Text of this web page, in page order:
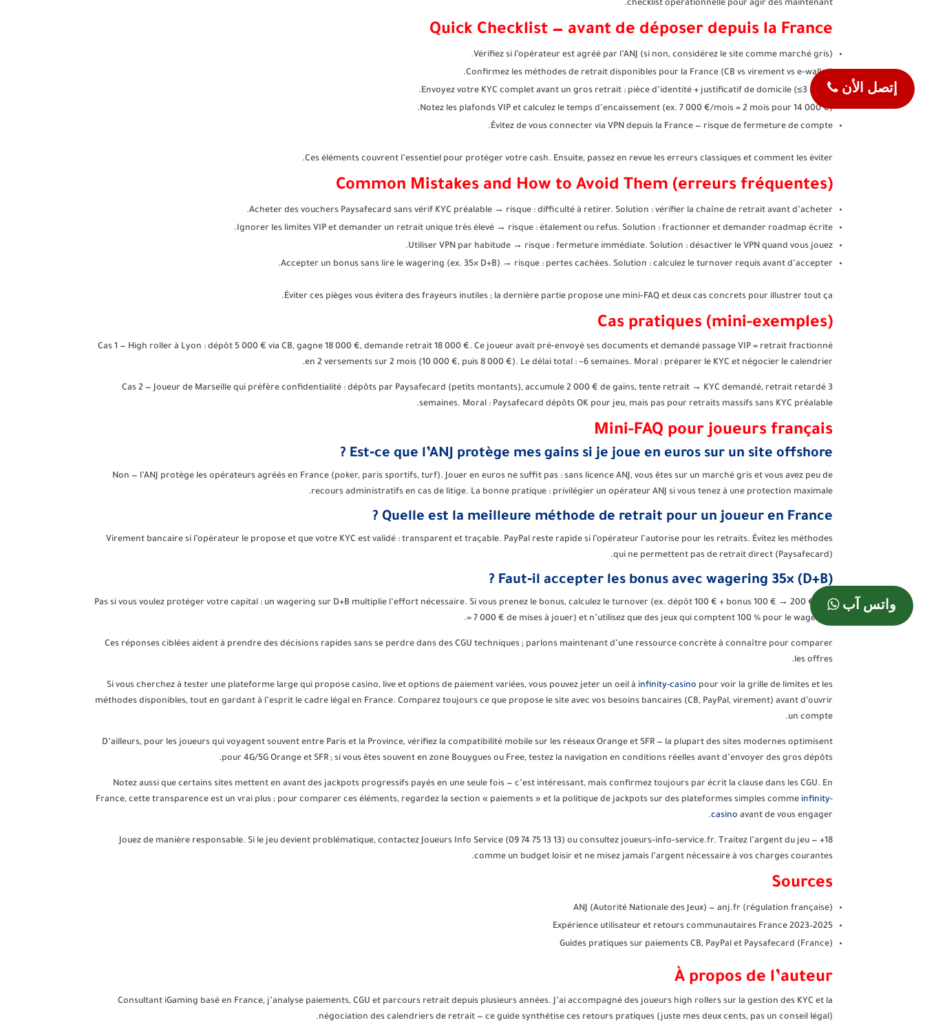
checklist opérationnelle pour agir dès maintenant.
Quick Checklist — avant de déposer depuis la France
Vérifiez si l’opérateur est agréé par l’ANJ (si non, considérez le site comme marché gris).
Confirmez les méthodes de retrait disponibles pour la France (CB vs virement vs e‑wallet).
Envoyez votre KYC complet avant un gros retrait : pièce d’identité + justificatif de domicile (≤3 mois).
Notez les plafonds VIP et calculez le temps d’encaissement (ex. 7 000 €/mois = 2 mois pour 14 000 €).
Évitez de vous connecter via VPN depuis la France — risque de fermeture de compte.
Ces éléments couvrent l’essentiel pour protéger votre cash. Ensuite, passez en revue les erreurs classiques et comment les éviter.
Common Mistakes and How to Avoid Them (erreurs fréquentes)
Acheter des vouchers Paysafecard sans vérif KYC préalable → risque : difficulté à retirer. Solution : vérifier la chaîne de retrait avant d’acheter.
Ignorer les limites VIP et demander un retrait unique très élevé → risque : étalement ou refus. Solution : fractionner et demander roadmap écrite.
Utiliser VPN par habitude → risque : fermeture immédiate. Solution : désactiver le VPN quand vous jouez.
Accepter un bonus sans lire le wagering (ex. 35× D+B) → risque : pertes cachées. Solution : calculez le turnover requis avant d’accepter.
Éviter ces pièges vous évitera des frayeurs inutiles ; la dernière partie propose une mini‑FAQ et deux cas concrets pour illustrer tout ça.
Cas pratiques (mini-exemples)
Cas 1 — High roller à Lyon : dépôt 5 000 € via CB, gagne 18 000 €, demande retrait 18 000 €. Ce joueur avait pré‑envoyé ses documents et demandé passage VIP = retrait fractionné
en 2 versements sur 2 mois (10 000 €, puis 8 000 €). Le délai total : ~6 semaines. Moral : préparer le KYC et négocier le calendrier.
Cas 2 — Joueur de Marseille qui préfère confidentialité : dépôts par Paysafecard (petits montants), accumule 2 000 € de gains, tente retrait → KYC demandé, retrait retardé 3
semaines. Moral : Paysafecard dépôts OK pour jeu, mais pas pour retraits massifs sans KYC préalable.
Mini-FAQ pour joueurs français
Est‑ce que l’ANJ protège mes gains si je joue en euros sur un site offshore ?
Non — l’ANJ protège les opérateurs agréés en France (poker, paris sportifs, turf). Jouer en euros ne suffit pas : sans licence ANJ, vous êtes sur un marché gris et vous avez peu de
recours administratifs en cas de litige. La bonne pratique : privilégier un opérateur ANJ si vous tenez à une protection maximale.
Quelle est la meilleure méthode de retrait pour un joueur en France ?
Virement bancaire si l’opérateur le propose et que votre KYC est validé : transparent et traçable. PayPal reste rapide si l’opérateur l’autorise pour les retraits. Évitez les méthodes
qui ne permettent pas de retrait direct (Paysafecard).
Faut‑il accepter les bonus avec wagering 35× (D+B) ?
Pas si vous voulez protéger votre capital : un wagering sur D+B multiplie l’effort nécessaire. Si vous prenez le bonus, calculez le turnover (ex. dépôt 100 € + bonus 100 € → 200 € × 35
= 7 000 € de mises à jouer) et n’utilisez que des jeux qui comptent 100 % pour le wagering.
Ces réponses ciblées aident à prendre des décisions rapides sans se perdre dans des CGU techniques ; parlons maintenant d’une ressource concrète à connaître pour comparer
les offres.
Si vous cherchez à tester une plateforme large qui propose casino, live et options de paiement variées, vous pouvez jeter un oeil à infinity-casino pour voir la grille de limites et les
méthodes disponibles, tout en gardant à l’esprit le cadre légal en France. Comparez toujours ce que propose le site avec vos besoins bancaires (CB, PayPal, virement) avant d’ouvrir
un compte.
D’ailleurs, pour les joueurs qui voyagent souvent entre Paris et la Province, vérifiez la compatibilité mobile sur les réseaux Orange et SFR — la plupart des sites modernes optimisent
pour 4G/5G Orange et SFR ; si vous êtes souvent en zone Bouygues ou Free, testez la navigation en conditions réelles avant d’envoyer des gros dépôts.
Notez aussi que certains sites mettent en avant des jackpots progressifs payés en une seule fois — c’est intéressant, mais confirmez toujours par écrit la clause dans les CGU. En
France, cette transparence est un vrai plus ; pour comparer ces éléments, regardez la section « paiements » et la politique de jackpots sur des plateformes simples comme infinity-
casino avant de vous engager.
18+ — Jouez de manière responsable. Si le jeu devient problématique, contactez Joueurs Info Service (09 74 75 13 13) ou consultez joueurs‑info‑service.fr. Traitez l’argent du jeu
comme un budget loisir et ne misez jamais l’argent nécessaire à vos charges courantes.
Sources
ANJ (Autorité Nationale des Jeux) — anj.fr (régulation française)
Expérience utilisateur et retours communautaires France 2023–2025
Guides pratiques sur paiements CB, PayPal et Paysafecard (France)
À propos de l’auteur
Consultant iGaming basé en France, j’analyse paiements, CGU et parcours retrait depuis plusieurs années. J’ai accompagné des joueurs high rollers sur la gestion des KYC et la
négociation des calendriers de retrait — ce guide synthétise ces retours pratiques (juste mes deux cents, pas un conseil légal).
إتصل الأن
واتس آب